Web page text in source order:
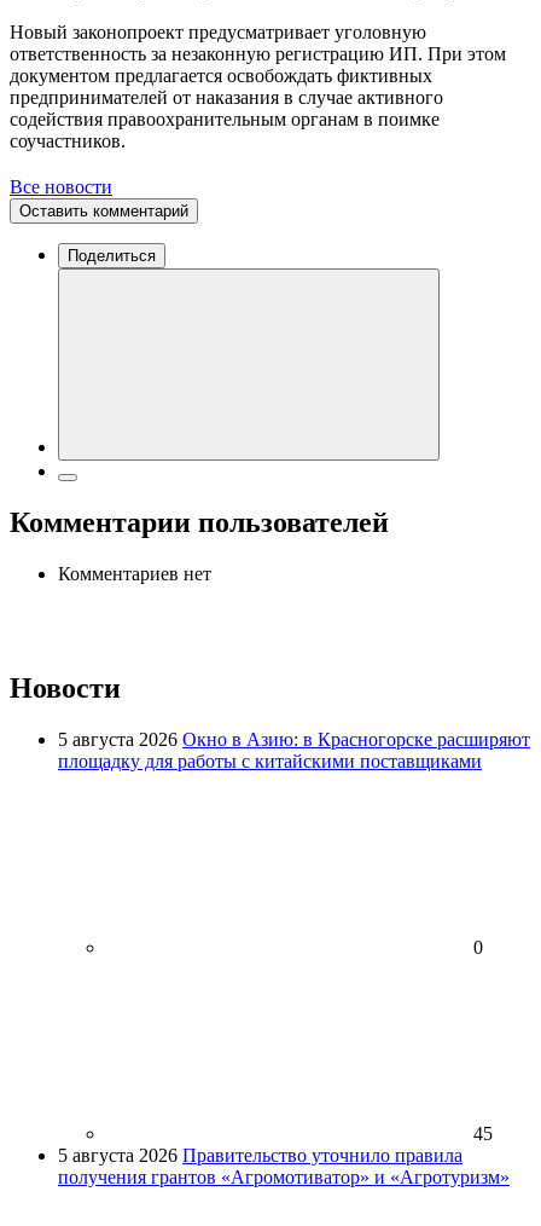
Новый законопроект предусматривает уголовную
ответственность за незаконную регистрацию ИП. При этом
документом предлагается освобождать фиктивных
предпринимателей от наказания в случае активного
содействия правоохранительным органам в поимке
соучастников.
Все новости
Оставить комментарий
Поделиться
Комментарии пользователей
Комментариев нет
Новости
5 августа 2026 Окно в Азию: в Красногорске расширяют
площадку для работы с китайскими поставщиками
0
45
5 августа 2026 Правительство уточнило правила
получения грантов «Агромотиватор» и «Агротуризм»